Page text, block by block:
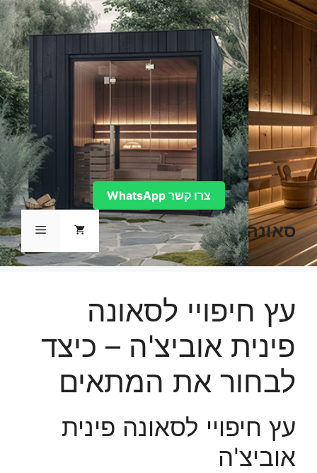
לדלג
לתוכן
סאונה תפריט
צרו קשר WhatsApp
עץ חיפויי לסאונה
פינית אוביצ'ה – כיצד
לבחור את המתאים
עץ חיפויי לסאונה פינית
אוביצ'ה